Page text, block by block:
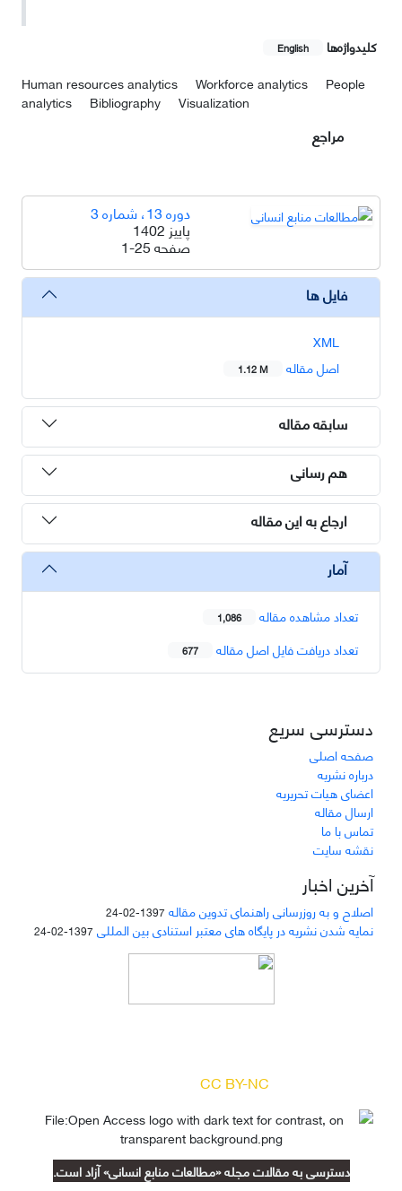
کلیدواژه‌ها English
Human resources analytics Workforce analytics
People
analytics
Bibliography Visualization
مراجع
دوره 13، شماره 3
پاییز 1402
صفحه1-25
فایل ها
XML
اصل مقاله
1.12 M
سابقه مقاله
هم رسانی
ارجاع به این مقاله
آمار
تعداد مشاهده مقاله 1,086
تعداد دریافت فایل اصل مقاله 677
دسترسی سریع
صفحه اصلی
درباره نشریه
اعضای هیات تحریریه
ارسال مقاله
تماس با ما
نقشه سایت
آخرین اخبار
اصلاح و به روزرسانی راهنمای تدوین مقاله 1397-02-24
نمایه شدن نشریه در پایگاه های معتبر استنادی بین المللی 1397-02-24
CC BY-NC
دسترسی به مقالات مجله «مطالعات منابع انسانی» آزاد است.